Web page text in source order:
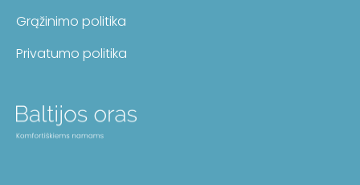
Grąžinimo politika
Privatumo politika